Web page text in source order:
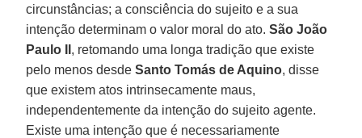
circunstâncias; a consciência do sujeito e a sua
intenção determinam o valor moral do ato.São João
Paulo II , retomando uma longa tradição que existe
pelo menos desdeSanto Tomás de Aquino, disse
que existem atos intrinsecamente maus,
independentemente da intenção do sujeito agente.
Existe uma intenção que é necessariamente